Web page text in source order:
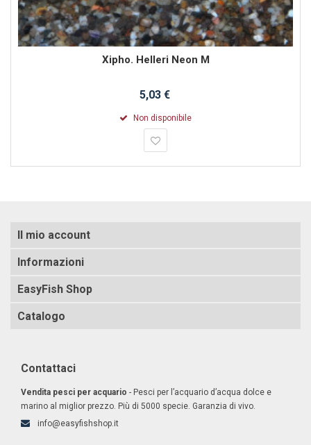
Xipho. Helleri Neon M
5,03 €
Non disponibile
Il mio account
Informazioni
EasyFish Shop
Catalogo
Contattaci
Vendita pesci per acquario - Pesci per l’acquario d’acqua dolce e
marino al miglior prezzo. Più di 5000 specie. Garanzia di vivo.
info@easyfishshop.it